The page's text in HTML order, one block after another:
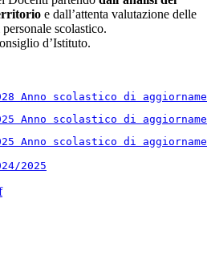
e dall’attenta valutazione delle
scolastico.
d’Istituto.
Anno scolastico di
Anno scolastico di
Anno scolastico di
2025